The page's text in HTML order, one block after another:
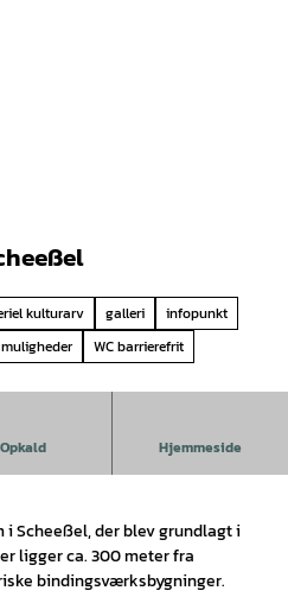
kulturarv galleri
infopunkt
WC barrierefrit
Opkald Hjemmeside
og verdenskulturarven
Scheeßel, der blev grundlagt i
ligger ca. 300 meter fra
bindingsværksbygninger.